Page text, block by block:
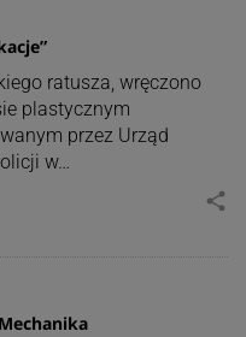
ratusza, wręczono
plastycznym
przez Urząd
w…
share